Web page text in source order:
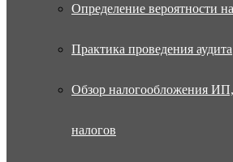
Определение вероятности
Практика проведения аудита
Обзор налогообложения
налогов